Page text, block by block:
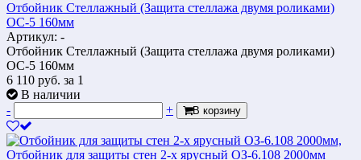
Отбойник Стеллажный (Защита стеллажа двумя роликами)
ОС-5 160мм
Артикул: -
Отбойник Стеллажный (Защита стеллажа двумя роликами)
ОС-5 160мм
6 110 руб. за 1
В наличии
-
+ В корзину
Отбойник для защиты стен 2-х ярусный ОЗ-6.108 2000мм